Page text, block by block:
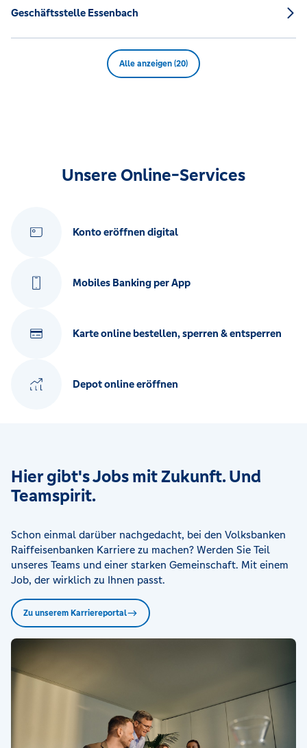
Geschäftsstelle Essenbach
Alle anzeigen (20)
Unsere Online-Services
Konto eröffnen digital
Mobiles Banking per App
Karte online bestellen, sperren & entsperren
Depot online eröffnen
Hier gibt's Jobs mit Zukunft. Und
Teamspirit.
Schon einmal darüber nachgedacht, bei den Volksbanken
Raiffeisenbanken Karriere zu machen? Werden Sie Teil
unseres Teams und einer starken Gemeinschaft. Mit einem
Job, der wirklich zu Ihnen passt.
Zu unserem Karriereportal